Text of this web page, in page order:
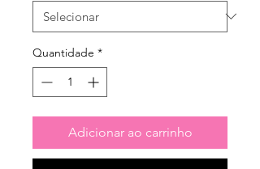
Quantidade *
Adicionar ao carrinho